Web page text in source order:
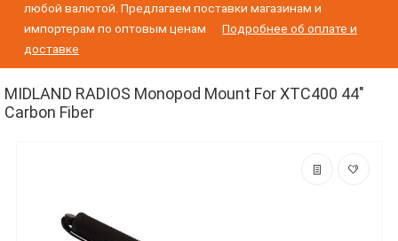
любой валютой. Предлагаем поставки магазинам и
импортерам по оптовым ценам
Подробнее об оплате и
доставке
MIDLAND RADIOS Monopod Mount For XTC400 44"
Carbon Fiber